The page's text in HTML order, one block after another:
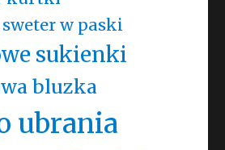
w paski
sukienki
bluzka
ubrania